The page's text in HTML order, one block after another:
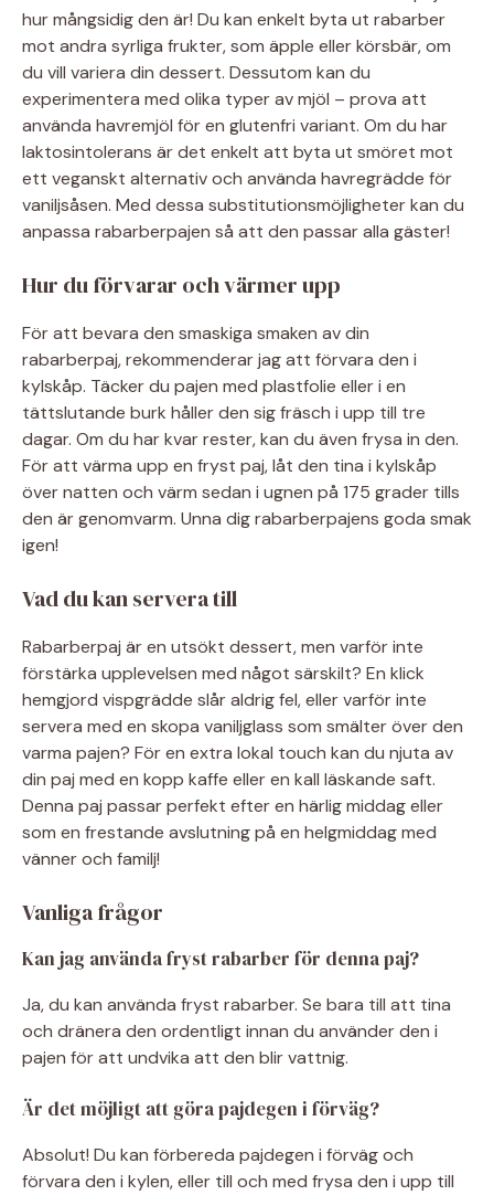
hur mångsidig den är! Du kan enkelt byta ut rabarber
mot andra syrliga frukter, som äpple eller körsbär, om
du vill variera din dessert. Dessutom kan du
experimentera med olika typer av mjöl – prova att
använda havremjöl för en glutenfri variant. Om du har
laktosintolerans är det enkelt att byta ut smöret mot
ett veganskt alternativ och använda havregrädde för
vaniljsåsen. Med dessa substitutionsmöjligheter kan du
anpassa rabarberpajen så att den passar alla gäster!
Hur du förvarar och värmer upp
För att bevara den smaskiga smaken av din
rabarberpaj, rekommenderar jag att förvara den i
kylskåp. Täcker du pajen med plastfolie eller i en
tättslutande burk håller den sig fräsch i upp till tre
dagar. Om du har kvar rester, kan du även frysa in den.
För att värma upp en fryst paj, låt den tina i kylskåp
över natten och värm sedan i ugnen på 175 grader tills
den är genomvarm. Unna dig rabarberpajens goda smak
igen!
Vad du kan servera till
Rabarberpaj är en utsökt dessert, men varför inte
förstärka upplevelsen med något särskilt? En klick
hemgjord vispgrädde slår aldrig fel, eller varför inte
servera med en skopa vaniljglass som smälter över den
varma pajen? För en extra lokal touch kan du njuta av
din paj med en kopp kaffe eller en kall läskande saft.
Denna paj passar perfekt efter en härlig middag eller
som en frestande avslutning på en helgmiddag med
vänner och familj!
Vanliga frågor
Kan jag använda fryst rabarber för denna paj?
Ja, du kan använda fryst rabarber. Se bara till att tina
och dränera den ordentligt innan du använder den i
pajen för att undvika att den blir vattnig.
Är det möjligt att göra pajdegen i förväg?
Absolut! Du kan förbereda pajdegen i förväg och
förvara den i kylen, eller till och med frysa den i upp till